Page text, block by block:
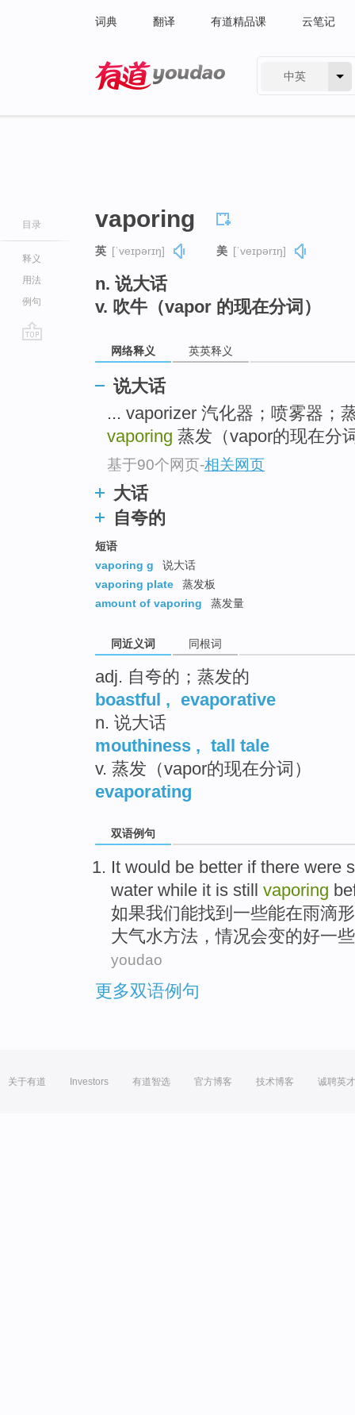
词典 翻译 有道精品课 云笔记
中英
目录
释义
用法
例句
vaporing
英 [ˈveɪpərɪŋ] 美 [ˈveɪpərɪŋ]
n. 说大话
v. 吹牛（vapor 的现在分词）
网络释义 英英释义
说大话
... vaporizer 汽化器；喷雾器；
vaporing 蒸发（vapor的现在分
基于90个网页-相关网页
大话
自夸的
短语
vaporing g
说大话
vaporing plate
蒸发板
amount of vaporing
蒸发量
同近义词 同根词
adj. 自夸的；蒸发的
boastful , evaporative
n. 说大话
mouthiness , tall tale
v. 蒸发（vapor的现在分词）
evaporating
双语例句
It would be better if there were
water while it is still vaporing
如果我们能找到 一些能在雨滴
大气水方法 ，情况会变的好一
youdao
更多双语例句
关于有道 Investors 有道智选 官方博客 技术博客 诚聘英才